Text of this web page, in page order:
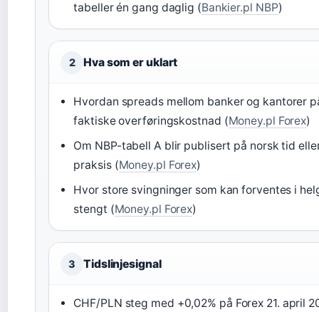
tabeller én gang daglig (Bankier.pl NBP)
2 Hva som er uklart
Hvordan spreads mellom banker og kantorer
faktiske overføringskostnad (Money.pl Forex)
Om NBP-tabell A blir publisert på norsk tid
praksis (Money.pl Forex)
Hvor store svingninger som kan forventes i
stengt (Money.pl Forex)
3 Tidslinjesignal
CHF/PLN steg med +0,02% på Forex 21. april